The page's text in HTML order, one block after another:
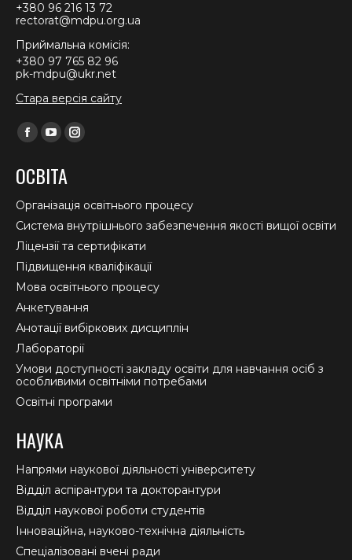
+380 96 216 13 72
rectorat@mdpu.org.ua
Приймальна комісія:
+380 97 765 82 96
pk-mdpu@ukr.net
Стара версія сайту
Find us on:
Facebook
opens
in
new
window
YouTube
opens
in
new
window
Instagram
in
new
window
ОСВІТА
Організація освітнього процесу
Система внутрішнього забезпечення якості вищої освіти
Ліцензії та сертифікати
Підвищення кваліфікації
Мова освітнього процесу
Анкетування
Анотації вибіркових дисциплін
Лабораторії
Умови доступності закладу освіти для навчання осіб з
особливими освітніми потребами
Освітні програми
НАУКА
Напрями наукової діяльності університету
Відділ аспірантури та докторантури
Відділ наукової роботи студентів
Інноваційна, науково-технічна діяльність
Спеціалізовані вчені ради